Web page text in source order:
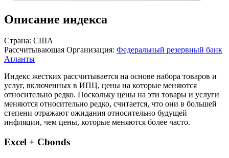
Описание индекса
Страна: США
Рассчитывающая Организация: Федеральный резервный банк
Атланты
Индекс жестких рассчитывается на основе набора товаров и
услуг, включенных в ИПЦ, цены на которые меняются
относительно редко. Поскольку цены на эти товары и услуги
меняются относительно редко, считается, что они в большей
степени отражают ожидания относительно будущей
инфляции, чем цены, которые меняются более часто.
Excel + Cbonds